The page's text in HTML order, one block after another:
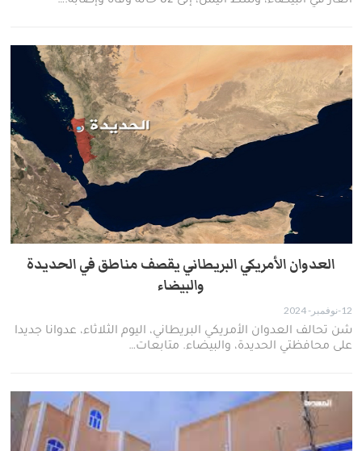
العدوان الأمريكي البريطاني يقصف مناطق في الحديدة
والبيضاء
12-نوفمبر- 2024
شن تحالف العدوان الأمريكي البريطاني، اليوم الثلاثاء، عدوانا جديدا
على محافظتي الحديدة، والبيضاء. متابعات…